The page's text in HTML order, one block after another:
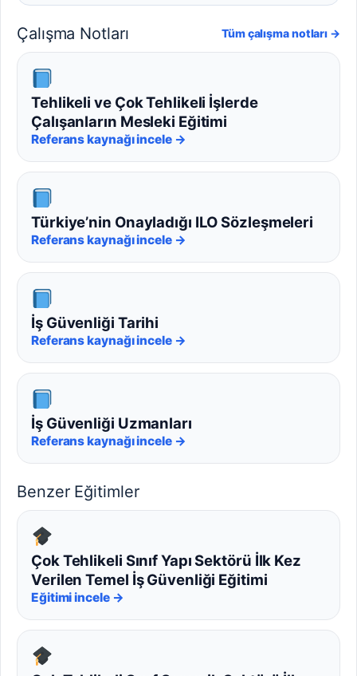
Çalışma Notları Tüm çalışma notları →
Tehlikeli ve Çok Tehlikeli İşlerde
Çalışanların Mesleki Eğitimi
Referans kaynağı incele →
Türkiye’nin Onayladığı ILO Sözleşmeleri
Referans kaynağı incele →
İş Güvenliği Tarihi
Referans kaynağı incele →
İş Güvenliği Uzmanları
Referans kaynağı incele →
Benzer Eğitimler
Çok Tehlikeli Sınıf Yapı Sektörü İlk Kez
Verilen Temel İş Güvenliği Eğitimi
Eğitimi incele →